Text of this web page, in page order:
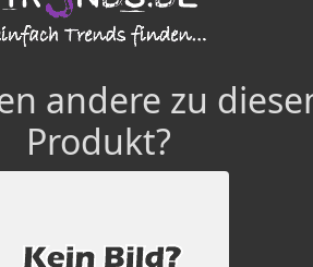
andere zu
Produkt?